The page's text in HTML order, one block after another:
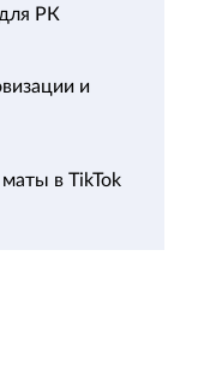
РК
и
в TikTok